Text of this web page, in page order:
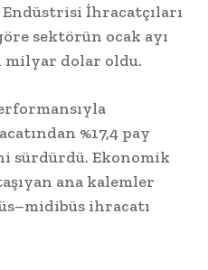
İhracatçıları
sektörün ocak ayı
milyar dolar oldu.
%17,4 pay
sürdürdü. Ekonomik
ana kalemler
ihracatı